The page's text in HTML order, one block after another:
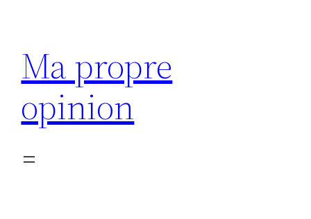
contenu
Ma propre
opinion